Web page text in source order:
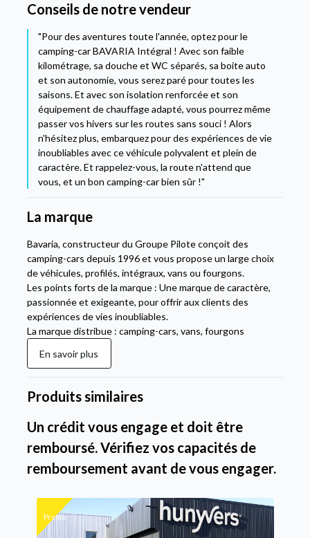
Conseils de notre vendeur
"Pour des aventures toute l'année, optez pour le
camping-car BAVARIA Intégral ! Avec son faible
kilométrage, sa douche et WC séparés, sa boite auto
et son autonomie, vous serez paré pour toutes les
saisons. Et avec son isolation renforcée et son
équipement de chauffage adapté, vous pourrez même
passer vos hivers sur les routes sans souci ! Alors
n'hésitez plus, embarquez pour des expériences de vie
inoubliables avec ce véhicule polyvalent et plein de
caractère. Et rappelez-vous, la route n'attend que
vous, et un bon camping-car bien sûr !"
La marque
Bavaria, constructeur du Groupe Pilote conçoit des
camping-cars depuis 1996 et vous propose un large choix
de véhicules, profilés, intégraux, vans ou fourgons.
Les points forts de la marque : Une marque de caractère,
passionnée et exigeante, pour offrir aux clients des
expériences de vies inoubliables.
La marque distribue : camping-cars, vans, fourgons
En savoir plus
Produits similaires
Un crédit vous engage et doit être
remboursé. Vérifiez vos capacités de
remboursement avant de vous engager.
Promo